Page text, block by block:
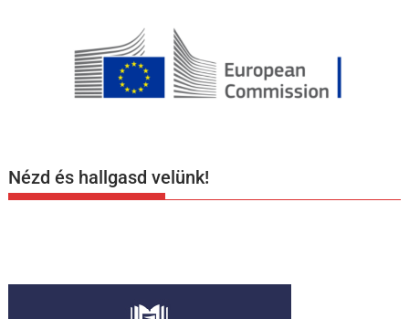
Nézd és hallgasd velünk!